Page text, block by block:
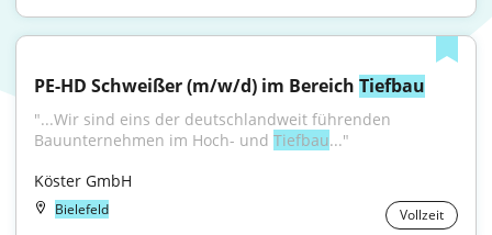
PE-HD Schweißer (m/w/d) im Bereich Tiefbau
"...Wir sind eins der deutschlandweit führenden
Bauunternehmen im Hoch- und Tiefbau..."
Köster GmbH
Bielefeld Vollzeit